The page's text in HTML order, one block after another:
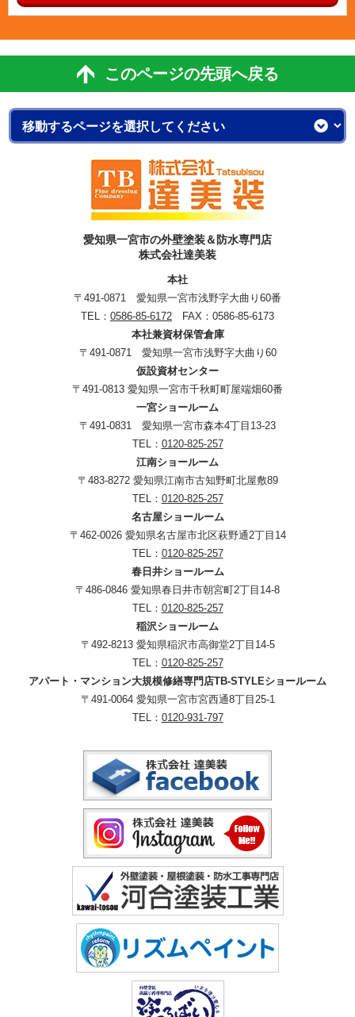
このページの先頭へ戻る
愛知県一宮市の外壁塗装＆防水専門店
株式会社達美装
本社
〒491-0871 愛知県一宮市浅野字大曲り60番
TEL： 0586-85-6172 FAX：0586-85-6173
本社兼資材保管倉庫
〒491-0871 愛知県一宮市浅野字大曲り60
仮設資材センター
〒491-0813 愛知県一宮市千秋町町屋端畑60番
一宮ショールーム
〒491-0831 愛知県一宮市森本4丁目13-23
TEL： 0120-825-257
江南ショールーム
〒483-8272 愛知県江南市古知野町北屋敷89
TEL： 0120-825-257
名古屋ショールーム
〒462-0026 愛知県名古屋市北区萩野通2丁目14
TEL： 0120-825-257
春日井ショールーム
〒486-0846 愛知県春日井市朝宮町2丁目14-8
TEL： 0120-825-257
稲沢ショールーム
〒492-8213 愛知県稲沢市高御堂2丁目14-5
TEL： 0120-825-257
アパート・マンション大規模修繕専門店TB-STYLEショールーム
〒491-0064 愛知県一宮市宮西通8丁目25-1
TEL： 0120-931-797